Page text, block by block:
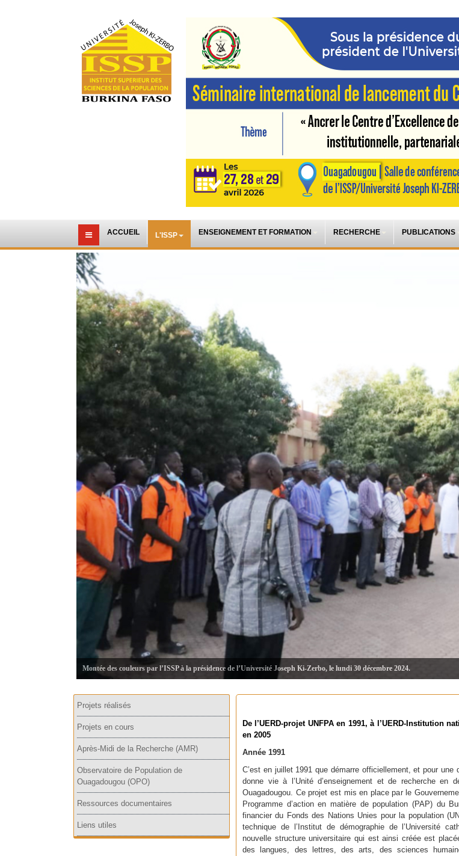
ACCUEIL L'ISSP ENSEIGNEMENT ET FORMATION RECHERCHE PUBLICATIONS
Montée des couleurs par l’ISSP à la présidence de l’Université Joseph Ki-Zerbo, le lundi 30 décembre 2024.
De l’UERD-projet UNFPA en 1991, à l’UERD-Institution
en 2005
Année 1991
C’est en juillet 1991 que démarre officiellement, et pour une
donne vie à l’Unité d’enseignement et de recherche en
Ouagadougou. Ce projet est mis en place par le
Programme d’action en matière de population (PAP) du
financier du Fonds des Nations Unies pour la population
technique de l’Institut de démographie de l’Université
nouvelle structure universitaire qui est ainsi créée est
des langues, des lettres, des arts, des sciences
Projets réalisés
Projets en cours
Après-Midi de la Recherche (AMR)
Observatoire de Population de
Ouagadougou (OPO)
Ressources documentaires
Liens utiles